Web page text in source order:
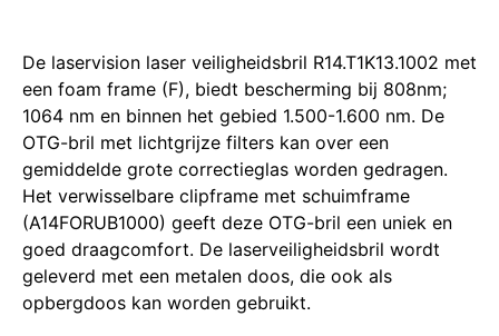
De laservision laser veiligheidsbril R14.T1K13.1002 met
een foam frame (F), biedt bescherming bij 808nm;
1064 nm en binnen het gebied 1.500-1.600 nm. De
OTG-bril met lichtgrijze filters kan over een
gemiddelde grote correctieglas worden gedragen.
Het verwisselbare clipframe met schuimframe
(A14FORUB1000) geeft deze OTG-bril een uniek en
goed draagcomfort. De laserveiligheidsbril wordt
geleverd met een metalen doos, die ook als
opbergdoos kan worden gebruikt.